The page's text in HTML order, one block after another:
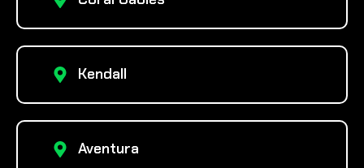
Kendall
Aventura